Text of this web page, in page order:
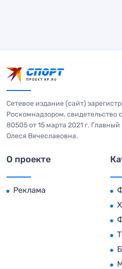
Сетевое издание (сайт)
Роскомнадзором,
80505 от 15 марта 2021 г.
Олеся Вячеславовна.
О проекте
Реклама